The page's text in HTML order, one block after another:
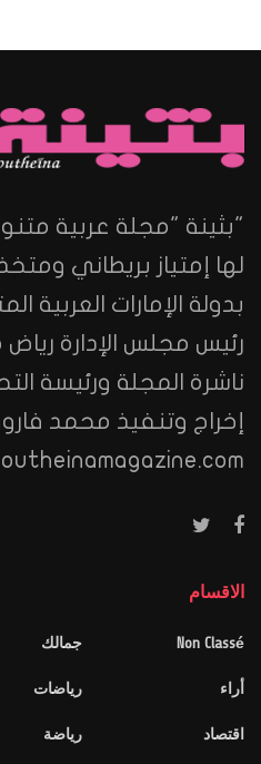
"بثينة "مجلة عربية
لها إمتياز بريطاني
بدولة الإمارات العربية
رئيس مجلس الإدارة
ناشرة المجلة ورئيسة
إخراج وتنفيذ محمد
الاقسام
Non Classé
أراء
اقتصاد
جمالك
رياضات
رياضة